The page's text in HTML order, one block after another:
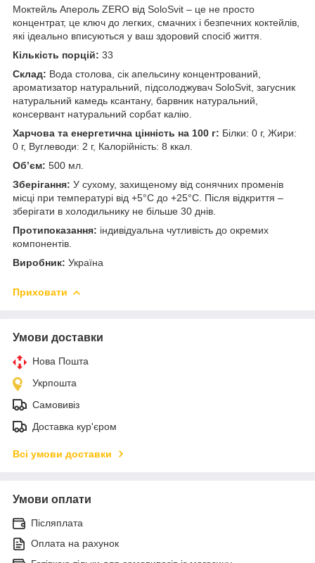
Моктейль Апероль ZERO від SoloSvit – це не просто
концентрат, це ключ до легких, смачних і безпечних коктейлів,
які ідеально вписуються у ваш здоровий спосіб життя.
Кількість порцій: 33
Склад: Вода столова, сік апельсину концентрований,
ароматизатор натуральний, підсолоджувач SoloSvit, загусник
натуральний камедь ксантану, барвник натуральний,
консервант натуральний сорбат калію.
Харчова та енергетична цінність на 100 г: Білки: 0 г, Жири:
0 г, Вуглеводи: 2 г, Калорійність: 8 ккал.
Об’єм: 500 мл.
Зберігання: У сухому, захищеному від сонячних променів
місці при температурі від +5°С до +25°С. Після відкриття –
зберігати в холодильнику не більше 30 днів.
Протипоказання: індивідуальна чутливість до окремих
компонентів.
Виробник: Україна
Приховати
Умови доставки
Нова Пошта
Укрпошта
Самовивіз
Доставка кур'єром
Всі умови доставки
Умови оплати
Післяплата
Оплата на рахунок